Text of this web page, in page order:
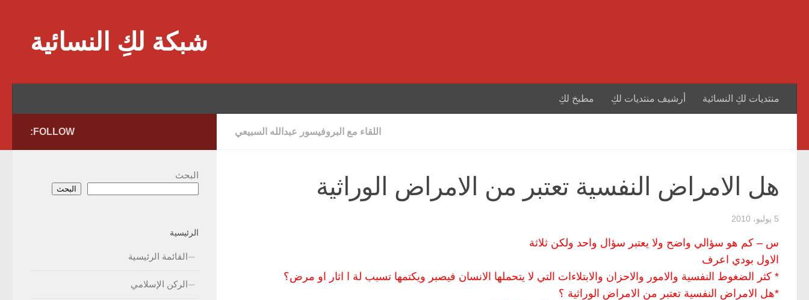
شبكة لكِ النسائية
منتديات لكِ النسائية أرشيف منتديات لكِ مطبخ لكِ
اللقاء مع البروفيسور عبدالله السبيعي
هل الامراض النفسية تعتبر من الامراض الوراثية
5 يوليو، 2010
س – كم هو سؤالي واضح ولا يعتبر سؤال واحد ولكن ثلاثة
الاول بودي اعرف
* كثر الضغوط النفسية والامور والاحزان والابتلاءات التي لا يتحملها الانسان فيصبر ويكتمها تسبب لة ا اثار او مرض؟
*هل الامراض النفسية تعتبر من الامراض الوراثية ؟
FOLLOW:
البحث
البحث
الرئيسية
القائمة الرئيسية
الركن الإسلامي